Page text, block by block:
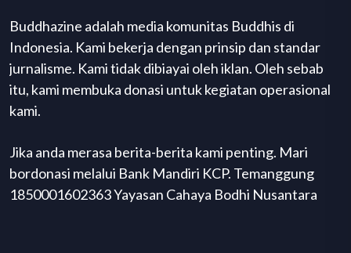
Buddhazine adalah media komunitas Buddhis di
Indonesia. Kami bekerja dengan prinsip dan standar
jurnalisme. Kami tidak dibiayai oleh iklan. Oleh sebab
itu, kami membuka donasi untuk kegiatan operasional
kami.
Jika anda merasa berita-berita kami penting. Mari
bordonasi melalui Bank Mandiri KCP. Temanggung
1850001602363 Yayasan Cahaya Bodhi Nusantara